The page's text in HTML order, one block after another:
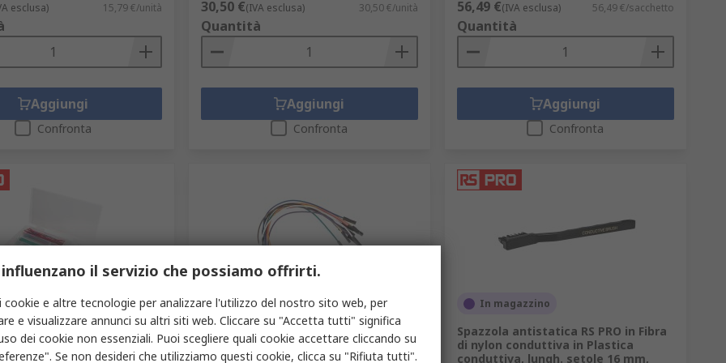
esclusa) 15,79 €/unità
Aggiungi
Confronta
30,50 €(IVA esclusa) 30,50 €/unità
Quantità
Aggiungi
Confronta
56,49 €(IVA esclusa) 56,49 €/sacchetto
Quantità
Aggiungi
Confronta
ponticelli per scheda
Kit ponticelli
In magazzino
MikroElektronika Ponticello per
scheda sperimentale Isolato
MIKROE-511 150 mm Nero, Blu, Giallo,
In magazzino
Spazzola antistatica RS PRO in Fibra
di nylon conduttiva in Plastica
conduttiva, lungh. setole 16 mm,
il servizio che possiamo offrirti.
cookie e altre tecnologie per analizzare l'utilizzo del nostro sito web, per
e visualizzare annunci su altri siti web. Cliccare su "Accetta tutti" significa
dei cookie non essenziali. Puoi scegliere quali cookie accettare cliccando su
Se non desideri che utilizziamo questi cookie, clicca su "Rifiuta tutti".